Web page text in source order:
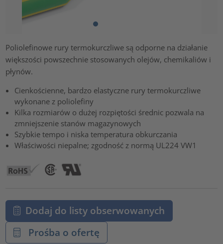
Poliolefinowe rury termokurczliwe są odporne na działanie
większości powszechnie stosowanych olejów, chemikaliów i
płynów.
Cienkościenne, bardzo elastyczne rury termokurczliwe
wykonane z poliolefiny
Kilka rozmiarów o dużej rozpiętości średnic pozwala na
zmniejszenie stanów magazynowych
Szybkie tempo i niska temperatura obkurczania
Właściwości niepalne; zgodność z normą UL224 VW1
Dodaj do listy obserwowanych
Prośba o ofertę